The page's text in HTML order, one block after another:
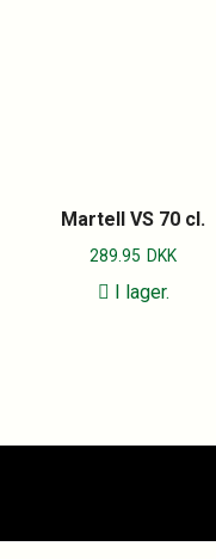
Martell VS 70 cl.
289.95 DKK
I lager.